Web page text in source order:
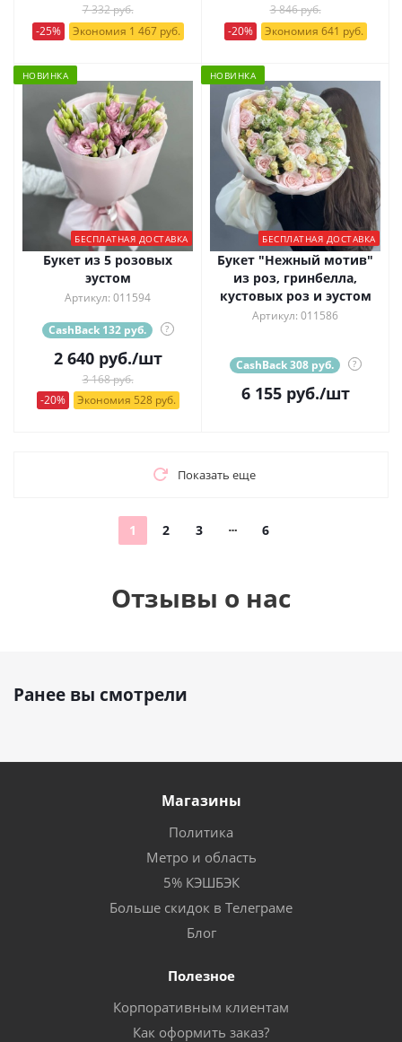
7 332 руб.
-25%
Экономия 1 467 руб.
3 846 руб.
-20%
Экономия 641 руб.
НОВИНКА
БЕСПЛАТНАЯ ДОСТАВКА
Букет из 5 розовых
эустом
Артикул: 011594
CashBack 132 руб. ?
2 640руб./шт
3 168 руб.
-20%
Экономия 528 руб.
НОВИНКА
БЕСПЛАТНАЯ ДОСТАВКА
Букет "Нежный мотив"
из роз, гринбелла,
кустовых роз и эустом
Артикул: 011586
CashBack 308 руб. ?
6 155руб./шт
Показать еще
1 2 3 6
Отзывы о нас
Ранее вы смотрели
Магазины
Политика
Метро и область
5% КЭШБЭК
Больше скидок в Телеграме
Блог
Полезное
Корпоративным клиентам
Как оформить заказ?